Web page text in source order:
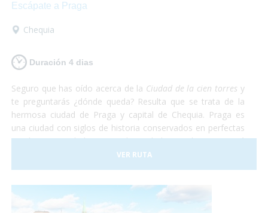
Escápate a Praga
Chequia
Duración 4 dias
Seguro que has oído acerca de la Ciudad de la cien torres y
te preguntarás ¿dónde queda? Resulta que se trata de la
hermosa ciudad de Praga y capital de Chequia. Praga es
una ciudad con siglos de historia conservados en perfectas
condiciones. Debido a esto, la Ciudad Vieja de Praga está
considerada Patrimonio de la Humanidad por la UNESCO.
De Praga solamente te irás maravillado. Te aseguramos
visitar el castillo y comer en el subsuelo del ayuntamiento
con una rica cerveza tradicional estarás sin palabras. Así
VER RUTA